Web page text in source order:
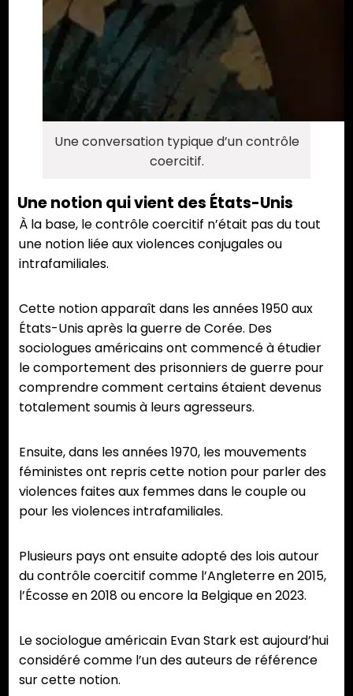
Une conversation typique d’un contrôle
coercitif.
Une notion qui vient des États-Unis
À la base, le contrôle coercitif n’était pas du tout
une notion liée aux violences conjugales ou
intrafamiliales.
Cette notion apparaît dans les années 1950 aux
États-Unis après la guerre de Corée. Des
sociologues américains ont commencé à étudier
le comportement des prisonniers de guerre pour
comprendre comment certains étaient devenus
totalement soumis à leurs agresseurs.
Ensuite, dans les années 1970, les mouvements
féministes ont repris cette notion pour parler des
violences faites aux femmes dans le couple ou
pour les violences intrafamiliales.
Plusieurs pays ont ensuite adopté des lois autour
du contrôle coercitif comme l’Angleterre en 2015,
l’Écosse en 2018 ou encore la Belgique en 2023.
Le sociologue américain Evan Stark est aujourd’hui
considéré comme l’un des auteurs de référence
sur cette notion.